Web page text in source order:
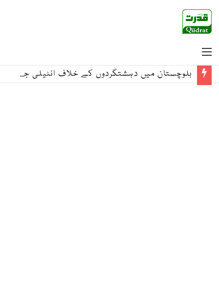
بلوچستان میں دہشتگردوں کے خلاف انٹیلی جنس بیسڈ کارروائیاں، 15 خوارج جہنم واصل